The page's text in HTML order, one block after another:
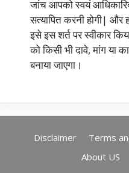
जांच आपको स्वयं
सत्यापित करनी होगी| और
इसे इस शर्त पर स्वीकार
को किसी भी दावे, मांग या
बनाया जाएगा।
Disclaimer Terms
About US